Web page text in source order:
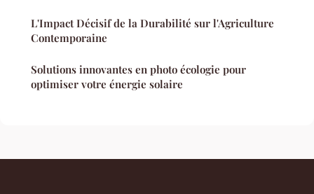
L'Impact Décisif de la Durabilité sur l'Agriculture
Contemporaine
Solutions innovantes en photo écologie pour
optimiser votre énergie solaire